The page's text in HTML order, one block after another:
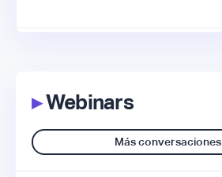
▸Webinars
Más conversaciones